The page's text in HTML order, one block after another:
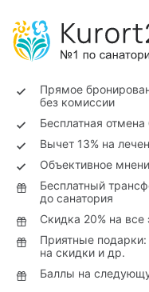
Прямое
без комиссии
Бесплатная
Вычет 13% на
Объективное
Бесплатный
до санатория
Скидка 20% на все
Приятные
на скидки и др.
Баллы на